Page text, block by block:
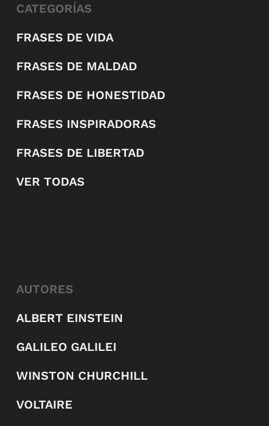
CATEGORÍAS
FRASES DE VIDA
FRASES DE MALDAD
FRASES DE HONESTIDAD
FRASES INSPIRADORAS
FRASES DE LIBERTAD
VER TODAS
AUTORES
ALBERT EINSTEIN
GALILEO GALILEI
WINSTON CHURCHILL
VOLTAIRE